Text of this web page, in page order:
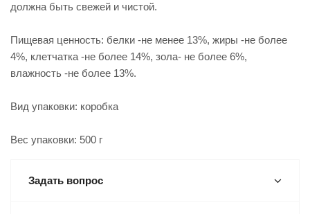
должна быть свежей и чистой.
Пищевая ценность: белки -не менее 13%, жиры -не более
4%, клетчатка -не более 14%, зола- не более 6%,
влажность -не более 13%.
Вид упаковки: коробка
Вес упаковки: 500 г
Задать вопрос